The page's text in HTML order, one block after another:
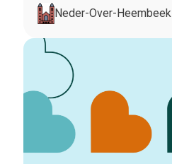
Neder-Over-Heembeek